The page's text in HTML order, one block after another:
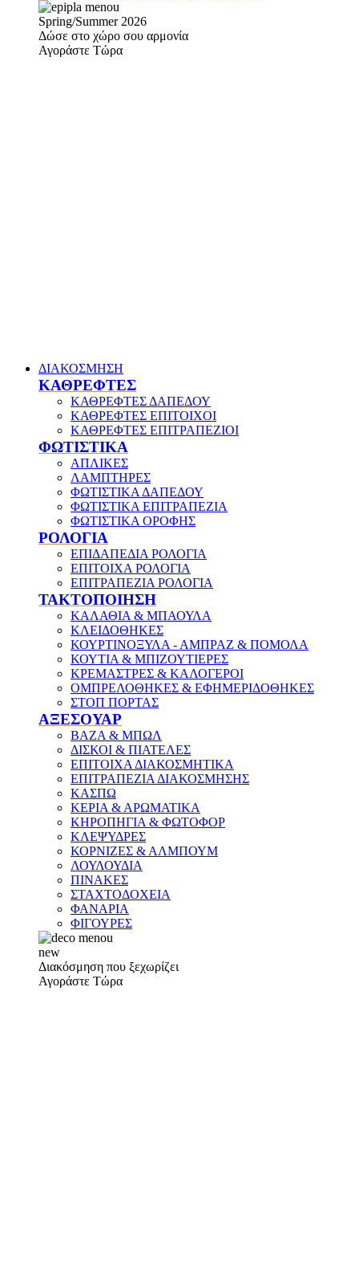
Spring/Summer 2026
Δώσε στο χώρο σου αρμονία
Αγοράστε Τώρα
ΔΙΑΚΟΣΜΗΣΗ
ΚΑΘΡΕΦΤΕΣ
ΚΑΘΡΕΦΤΕΣ ΔΑΠΕΔΟΥ
ΚΑΘΡΕΦΤΕΣ ΕΠΙΤΟΙΧΟΙ
ΚΑΘΡΕΦΤΕΣ ΕΠΙΤΡΑΠΕΖΙΟΙ
ΦΩΤΙΣΤΙΚΑ
ΑΠΛΙΚΕΣ
ΛΑΜΠΤΗΡΕΣ
ΦΩΤΙΣΤΙΚΑ ΔΑΠΕΔΟΥ
ΦΩΤΙΣΤΙΚΑ ΕΠΙΤΡΑΠΕΖΙΑ
ΦΩΤΙΣΤΙΚΑ ΟΡΟΦΗΣ
ΡΟΛΟΓΙΑ
ΕΠΙΔΑΠΕΔΙΑ ΡΟΛΟΓΙΑ
ΕΠΙΤΟΙΧΑ ΡΟΛΟΓΙΑ
ΕΠΙΤΡΑΠΕΖΙΑ ΡΟΛΟΓΙΑ
ΤΑΚΤΟΠΟΙΗΣΗ
ΚΑΛΑΘΙΑ & ΜΠΑΟΥΛΑ
ΚΛΕΙΔΟΘΗΚΕΣ
ΚΟΥΡΤΙΝΟΞΥΛΑ - ΑΜΠΡΑΖ & ΠΟΜΟΛΑ
ΚΟΥΤΙΑ & ΜΠΙΖΟΥΤΙΕΡΕΣ
ΚΡΕΜΑΣΤΡΕΣ & ΚΑΛΟΓΕΡΟΙ
ΟΜΠΡΕΛΟΘΗΚΕΣ & ΕΦΗΜΕΡΙΔΟΘΗΚΕΣ
ΣΤΟΠ ΠΟΡΤΑΣ
ΑΞΕΣΟΥΑΡ
ΒΑΖΑ & ΜΠΩΛ
ΔΙΣΚΟΙ & ΠΙΑΤΕΛΕΣ
ΕΠΙΤΟΙΧΑ ΔΙΑΚΟΣΜΗΤΙΚΑ
ΕΠΙΤΡΑΠΕΖΙΑ ΔΙΑΚΟΣΜΗΣΗΣ
ΚΑΣΠΩ
ΚΕΡΙΑ & ΑΡΩΜΑΤΙΚΑ
ΚΗΡΟΠΗΓΙΑ & ΦΩΤΟΦΟΡ
ΚΛΕΨΥΔΡΕΣ
ΚΟΡΝΙΖΕΣ & ΑΛΜΠΟΥΜ
ΛΟΥΛΟΥΔΙΑ
ΠΙΝΑΚΕΣ
ΣΤΑΧΤΟΔΟΧΕΙΑ
ΦΑΝΑΡΙΑ
ΦΙΓΟΥΡΕΣ
new
Διακόσμηση που ξεχωρίζει
Αγοράστε Τώρα